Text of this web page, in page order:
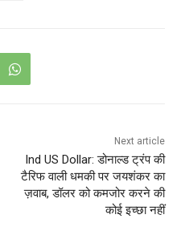
Next article
Ind US Dollar: डोनाल्ड ट्रंप की
टैरिफ वाली धमकी पर जयशंकर का
ज़वाब, डॉलर को कमजोर करने की
कोई इच्छा नहीं